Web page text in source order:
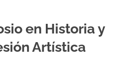
en Historia y
Artística